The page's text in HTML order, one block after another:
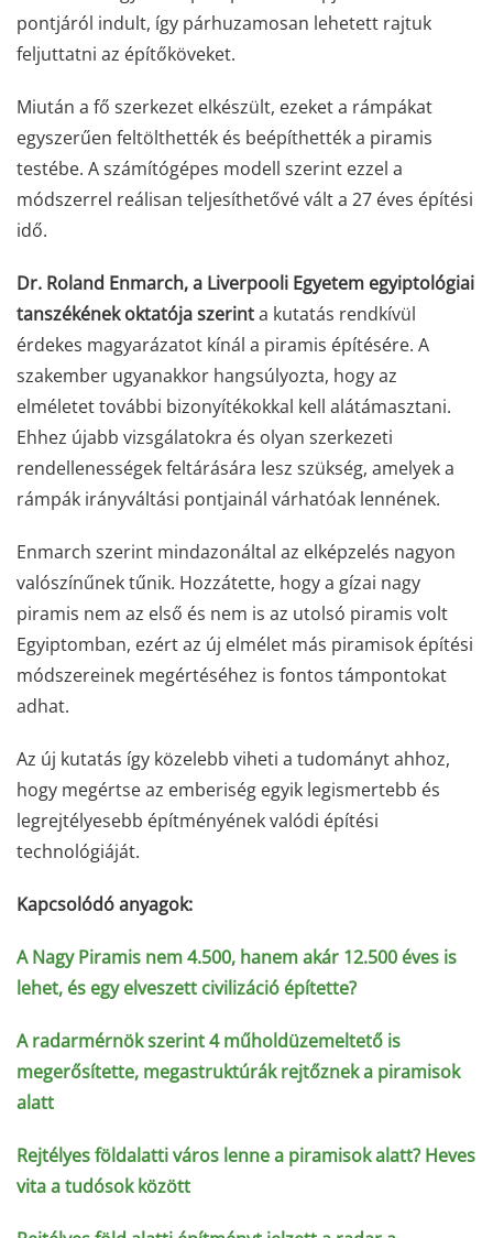
pontjáról indult, így párhuzamosan lehetett rajtuk
feljuttatni az építőköveket.
Miután a fő szerkezet elkészült, ezeket a rámpákat
egyszerűen feltölthették és beépíthették a piramis
testébe. A számítógépes modell szerint ezzel a
módszerrel reálisan teljesíthetővé vált a 27 éves építési
idő.
Dr. Roland Enmarch, a Liverpooli Egyetem egyiptológiai
tanszékének oktatója szerinta kutatás rendkívül
érdekes magyarázatot kínál a piramis építésére. A
szakember ugyanakkor hangsúlyozta, hogy az
elméletet további bizonyítékokkal kell alátámasztani.
Ehhez újabb vizsgálatokra és olyan szerkezeti
rendellenességek feltárására lesz szükség, amelyek a
rámpák irányváltási pontjainál várhatóak lennének.
Enmarch szerint mindazonáltal az elképzelés nagyon
valószínűnek tűnik. Hozzátette, hogy a gízai nagy
piramis nem az első és nem is az utolsó piramis volt
Egyiptomban, ezért az új elmélet más piramisok építési
módszereinek megértéséhez is fontos támpontokat
adhat.
Az új kutatás így közelebb viheti a tudományt ahhoz,
hogy megértse az emberiség egyik legismertebb és
legrejtélyesebb építményének valódi építési
technológiáját.
Kapcsolódó anyagok:
A Nagy Piramis nem 4.500, hanem akár 12.500 éves is
lehet, és egy elveszett civilizáció építette?
A radarmérnök szerint 4 műholdüzemeltető is
megerősítette, megastruktúrák rejtőznek a piramisok
alatt
Rejtélyes földalatti város lenne a piramisok alatt? Heves
vita a tudósok között